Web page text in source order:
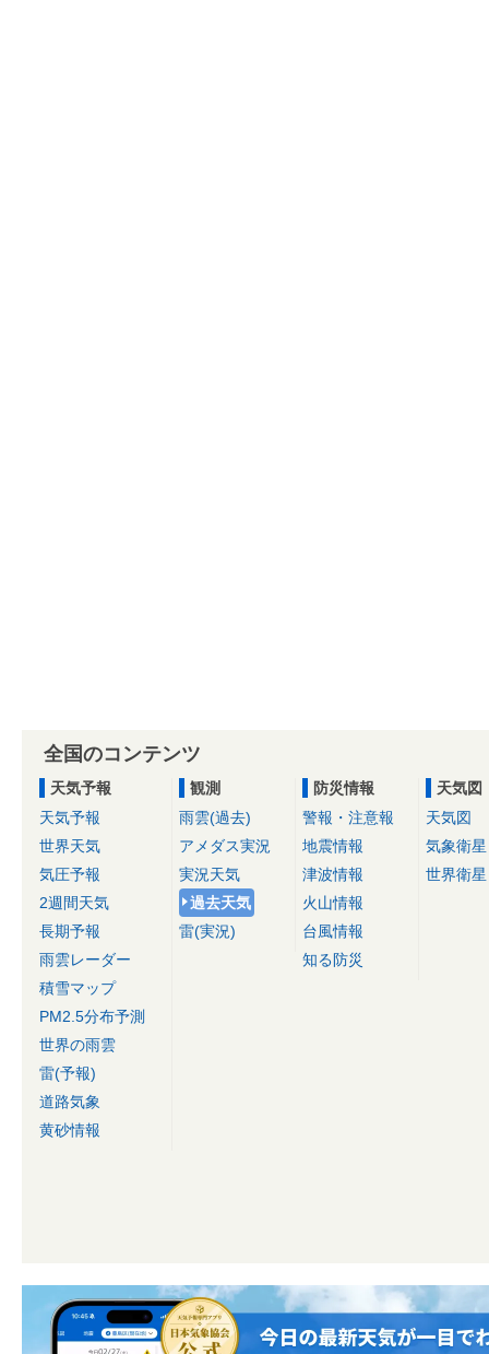
全国のコンテンツ
天気予報
天気予報
世界天気
気圧予報
2週間天気
長期予報
雨雲レーダー
積雪マップ
PM2.5分布予測
世界の雨雲
雷(予報)
道路気象
黄砂情報
観測
雨雲(過去)
アメダス実況
実況天気
過去天気
雷(実況)
防災情報
警報・注意報
地震情報
津波情報
火山情報
台風情報
知る防災
天気図
天気図
気象衛星
世界衛星